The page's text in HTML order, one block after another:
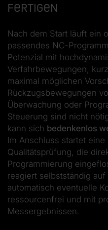
fertigen
Nach dem Start läuft ein
passendes NC-
Potenzial mit
Verfahrbewegungen,
maximal möglichen
Rückzugsbewegungen
Überwachung oder
Steuerung sind nicht
kann sich bedenkenlos
Im Anschluss startet eine
Qualitätsprüfung, die
Programmierung
reagiert selbstständig
automatisch eventuelle
ressourcenfrei und mit
Messergebnissen.